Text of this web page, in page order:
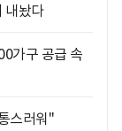
내놨다
가구 공급 속
스러워"